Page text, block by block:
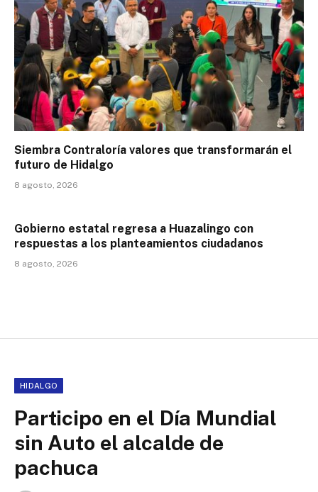
Siembra Contraloría valores que transformarán el
futuro de Hidalgo
8 agosto, 2026
Gobierno estatal regresa a Huazalingo con
respuestas a los planteamientos ciudadanos
8 agosto, 2026
HIDALGO
Participo en el Día Mundial
sin Auto el alcalde de
pachuca